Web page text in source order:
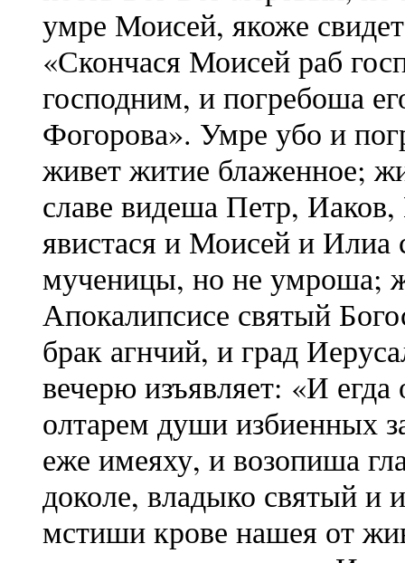
умре Моисей, якоже
«Скончася Моисей раб
господним, и погребоша
Фогорова». Умре убо и
живет житие блаженное;
славе видеша Петр,
явистася и Моисей и
мученицы, но не умроша;
Апокалипсисе святый
брак агнчий, и град
вечерю изъявляет: «И егда
олтарем души избиенных
еже имеяху, и возопиша
доколе, владыко святый и
мстиши крове нашея от